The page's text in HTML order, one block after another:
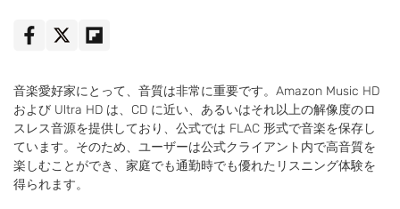
音楽愛好家にとって、音質は非常に重要です。Amazon Music HD
および Ultra HD は、CD に近い、あるいはそれ以上の解像度のロ
スレス音源を提供しており、公式では FLAC 形式で音楽を保存し
ています。そのため、ユーザーは公式クライアント内で高音質を
楽しむことができ、家庭でも通勤時でも優れたリスニング体験を
得られます。